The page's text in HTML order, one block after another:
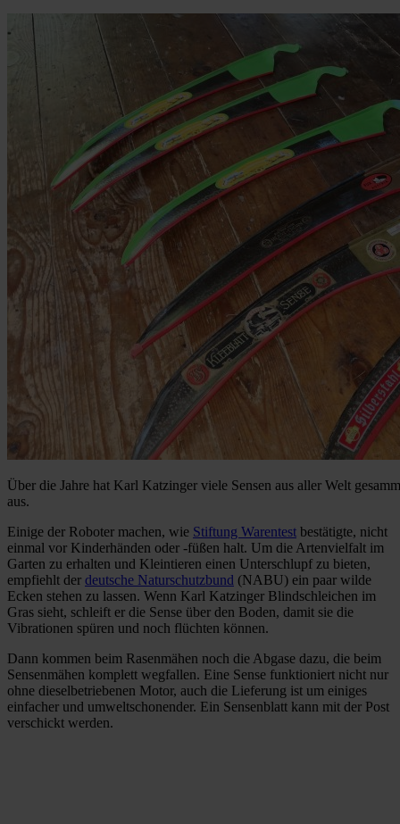
Über die Jahre hat Karl Katzinger viele Sensen aus aller Welt
aus.
Einige der Roboter machen, wie Stiftung Warentest bestätigte, nicht
einmal vor Kinderhänden oder -füßen halt. Um die Artenvielfalt im
Garten zu erhalten und Kleintieren einen Unterschlupf zu bieten,
empfiehlt der deutsche Naturschutzbund (NABU) ein paar wilde
Ecken stehen zu lassen. Wenn Karl Katzinger Blindschleichen im
Gras sieht, schleift er die Sense über den Boden, damit sie die
Vibrationen spüren und noch flüchten können.
Dann kommen beim Rasenmähen noch die Abgase dazu, die beim
Sensenmähen komplett wegfallen. Eine Sense funktioniert nicht nur
ohne dieselbetriebenen Motor, auch die Lieferung ist um einiges
einfacher und umweltschonender. Ein Sensenblatt kann mit der Post
verschickt werden.